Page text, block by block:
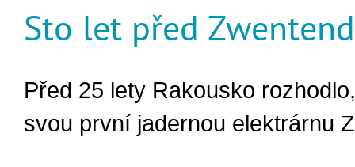
Sto let před
Před 25 lety Rakousko
svou první jadernou elektrárnu